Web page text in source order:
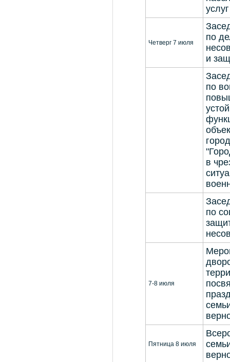
Четверг 7 июля
по
и
по
в
по
7-8 июля
Пятница 8 июля